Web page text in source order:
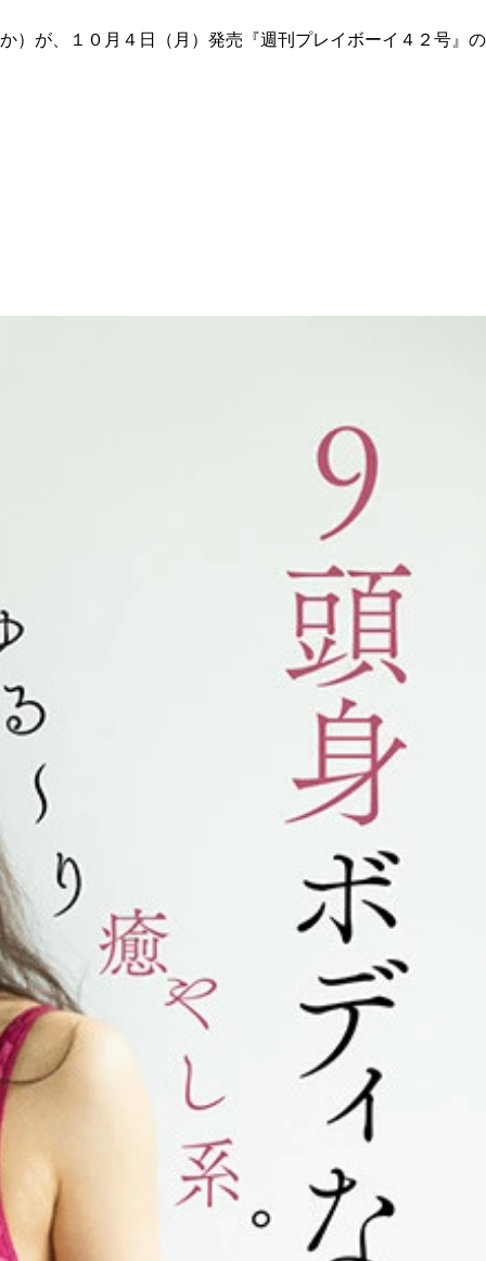
）が、１０月４日（月）発売『週刊プレイボーイ４２号』の